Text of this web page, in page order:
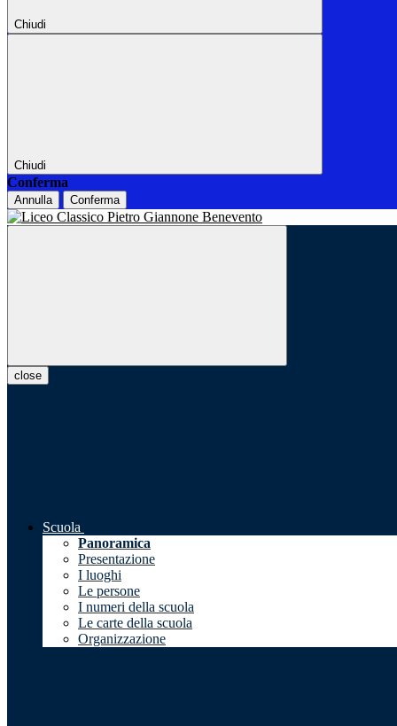
Chiudi
Chiudi
Conferma
Annulla Conferma
close
Scuola
Panoramica
Presentazione
I luoghi
Le persone
I numeri della scuola
Le carte della scuola
Organizzazione